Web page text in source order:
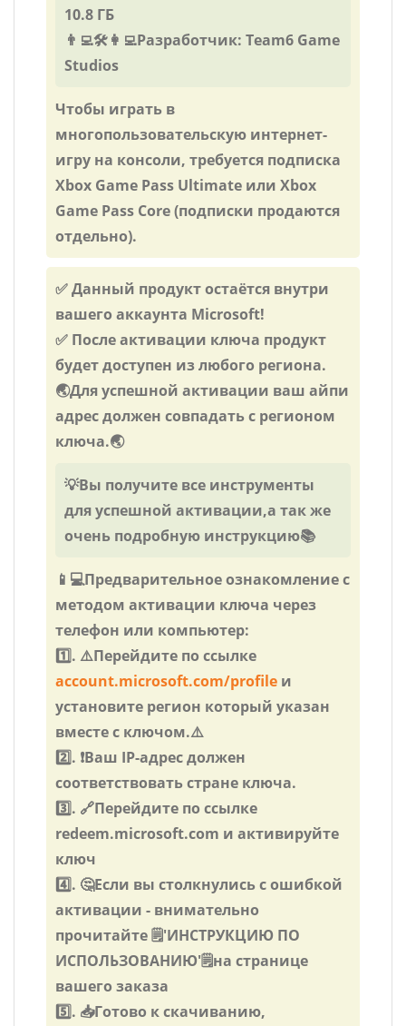
10.8 ГБ
👨‍💻🛠️👩‍💻Разработчик: Team6 Game
Studios
Чтобы играть в
многопользовательскую интернет-
игру на консоли, требуется подписка
Xbox Game Pass Ultimate или Xbox
Game Pass Core (подписки продаются
отдельно).
✅ Данный продукт остаётся внутри
вашего аккаунта Microsoft!
✅ После активации ключа продукт
будет доступен из любого региона.
🌏Для успешной активации ваш айпи
адрес должен совпадать с регионом
ключа.🌏
💡Вы получите все инструменты
для успешной активации,а так же
очень подробную инструкцию📚
📱💻Предварительное ознакомление с
методом активации ключа через
телефон или компьютер:
1️⃣. ⚠️Перейдите по ссылке
account.microsoft.com/profile и
установите регион который указан
вместе с ключом.⚠️
2️⃣. ❗Ваш IP-адрес должен
соответствовать стране ключа.
3️⃣. 🔗Перейдите по ссылке
redeem.microsoft.com и активируйте
ключ
4️⃣. 🤔Если вы столкнулись с ошибкой
активации - внимательно
прочитайте 🗒️️'ИНСТРУКЦИЮ ПО
ИСПОЛЬЗОВАНИЮ'🗒️️на странице
вашего заказа
5️⃣. 📥Готово к скачиванию,